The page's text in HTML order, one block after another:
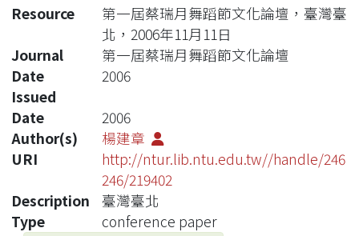
Resource
第一屆蔡瑞月舞蹈節文化論壇，臺灣臺
北，2006年11月11日
Journal
第一屆蔡瑞月舞蹈節文化論壇
Date
Issued
2006
Date
2006
Author(s)
楊建章
URI
http://ntur.lib.ntu.edu.tw//handle/246
246/219402
Description
臺灣臺北
Type
conference paper